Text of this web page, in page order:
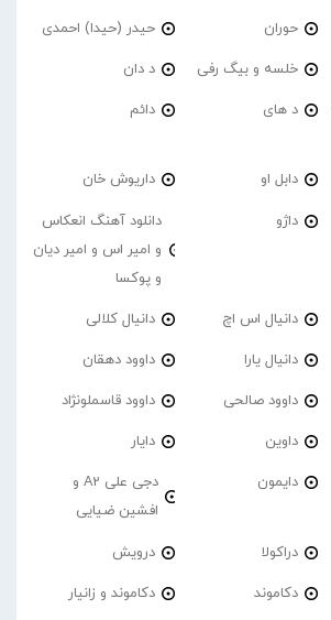
حوران حیدر (حیدا) احمدی
خلسه و بیگ رفی د دان
د های دائم
دابل او داریوش خان
داژو
دانلود آهنگ انعکاس
و امیر اس و امیر دیان
و پوکسا
دانیال اس اچ دانیال کلالی
دانیال یارا داوود دهقان
داوود صالحی داوود قاسملونژاد
داوین دایار
دایمون
دجی علی A2 و
افشین ضیایی
دراکولا درویش
دکاموند دکاموند و زانیار